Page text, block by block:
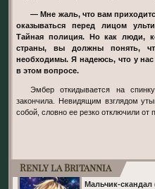
— Мне жаль, что вам приходится иметь дело с последствиями и
оказываться перед лицом
Тайная полиция. Но как люди,
страны, вы должны понять,
необходимы. Я надеюсь, что у
в этом вопросе.
Эмбер откидывается на спинку стула, ясно давая понять, что
закончила. Невидящим взглядом
собой, словно ее резко отключили от
Renly la Britannia
Мальчик-скандал